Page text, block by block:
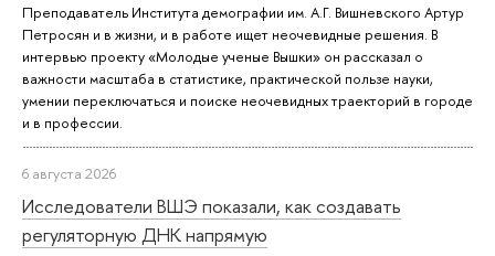
Преподаватель Института демографии им. А.Г. Вишневского Артур
Петросян и в жизни, и в работе ищет неочевидные решения. В
интервью проекту «Молодые ученые Вышки» он рассказал о
важности масштаба в статистике, практической пользе науки,
умении переключаться и поиске неочевидных траекторий в городе
и в профессии.
6 августа 2026
Исследователи ВШЭ показали, как создавать
регуляторную ДНК напрямую